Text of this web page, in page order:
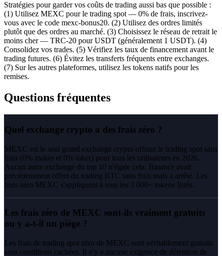
Stratégies pour garder vos coûts de trading aussi bas que possible :
(1) Utilisez MEXC pour le trading spot — 0% de frais, inscrivez-
vous avec le code mexc-bonus20. (2) Utilisez des ordres limités
plutôt que des ordres au marché. (3) Choisissez le réseau de retrait le
moins cher — TRC-20 pour USDT (généralement 1 USDT). (4)
Consolidez vos trades. (5) Vérifiez les taux de financement avant le
trading futures. (6) Évitez les transferts fréquents entre exchanges.
(7) Sur les autres plateformes, utilisez les tokens natifs pour les
remises.
Questions fréquentes
Quel exchange crypto a des frais zéro ?
MEXC est le seul grand exchange crypto offrant le trading spot sans
frais (0% maker et 0% taker) pour tous les utilisateurs en 2026.
Aucun autre exchange du top 10 n'égale cela. Binance avait
précédemment offert du trading BTC sans frais mais a arrêté. Les
frais zéro MEXC s'appliquent à tous les 3 000+ tokens listés.
Les frais zéro de MEXC sont-ils vraiment gratuits
ou y a-t-il un piège ?
Les frais de trading spot zéro de MEXC sont véritablement gratuits
sans conditions cachées. Il n'y a aucune exigence de détention de